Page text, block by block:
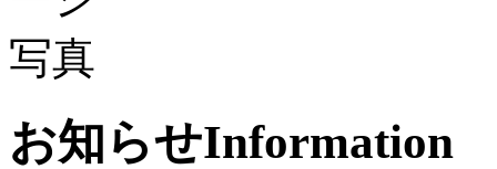
お知らせInformation